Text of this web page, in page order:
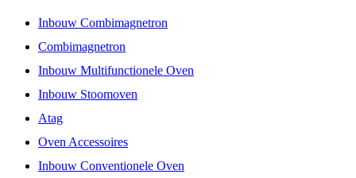
Inbouw Combimagnetron
Combimagnetron
Inbouw Multifunctionele Oven
Inbouw Stoomoven
Atag
Oven Accessoires
Inbouw Conventionele Oven